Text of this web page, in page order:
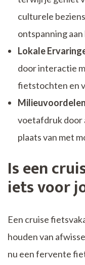
culturele
ontspanning
Lokale
door interactie
fietstochten en
voetafdruk door
plaats van met
Is een
iets voor
Een cruise
houden van
nu een fervente